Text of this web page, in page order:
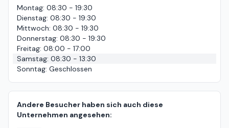
Montag: 08:30 - 19:30
Dienstag: 08:30 - 19:30
Mittwoch: 08:30 - 19:30
Donnerstag: 08:30 - 19:30
Freitag: 08:00 - 17:00
Samstag: 08:30 - 13:30
Sonntag: Geschlossen
Andere Besucher haben sich auch diese
Unternehmen angesehen: